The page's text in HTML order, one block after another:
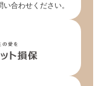
合わせください。